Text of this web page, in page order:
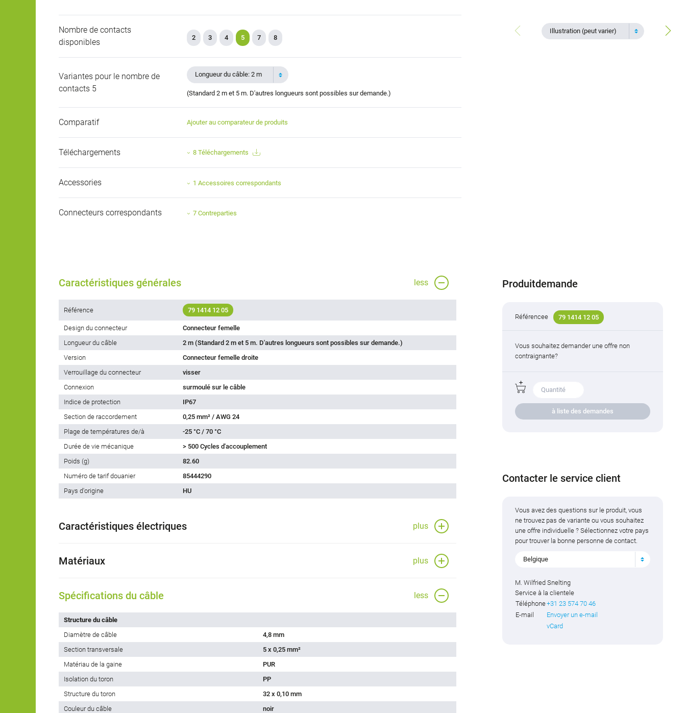
Illustration (peut varier)
Nombre de contacts
disponibles
2 3 4 5 7 8
Variantes pour le nombre de
contacts 5
Longueur du câble: 2 m
(Standard 2 m et 5 m. D'autres longueurs sont possibles sur demande.)
Comparatif Ajouter au comparateur de produits
Téléchargements 8 Téléchargements
Accessories 1 Accessoires correspondants
Connecteurs correspondants 7 Contreparties
Caractéristiques générales less
Référence 79 1414 12 05
Design du connecteur
Connecteur femelle
Longueur du câble
2 m (Standard 2 m et 5 m. D'autres longueurs sont possibles sur demande.)
Version
Connecteur femelle droite
Verrouillage du connecteur
visser
Connexion
surmoulé sur le câble
Indice de protection
IP67
Section de raccordement
0,25 mm² / AWG 24
Plage de températures de/à
-25 °C / 70 °C
Durée de vie mécanique
> 500 Cycles d'accouplement
Poids (g)
82.60
Numéro de tarif douanier
85444290
Pays d'origine
HU
Caractéristiques électriques plus
Matériaux plus
Spécifications du câble less
Structure du câble
Diamètre de câble
4,8 mm
Section transversale
5 x 0,25 mm²
Matériau de la gaine
PUR
Isolation du toron
PP
Structure du toron
32 x 0,10 mm
Couleur du câble
noir
Produitdemande
Référencee 79 1414 12 05
Vous souhaitez demander une offre non
contraignante?
à liste des demandes
Contacter le service client
Vous avez des questions sur le produit, vous
ne trouvez pas de variante ou vous souhaitez
une offre individuelle ? Sélectionnez votre pays
pour trouver la bonne personne de contact.
Belgique
M. Wilfried Snelting
Service à la clientele
Téléphone+31 23 574 70 46
E-mail
Envoyer un e-mail
vCard